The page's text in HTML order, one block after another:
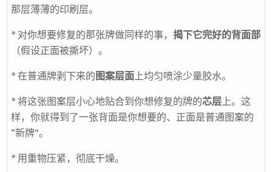
那层薄薄的印刷层。
* 对你想要修复的那张牌做同样的事， 揭下它完好的背面部
（假设正面被撕坏）。
* 在普通牌剥下来的 图案层面上均匀喷涂少量胶水。
* 将这张图案层小心地贴合到你想修复的牌的芯层上。这
样，你就得到了一张背面是你想要的、正面是普通图案的
“新牌”。
* 用重物压紧，彻底干燥。